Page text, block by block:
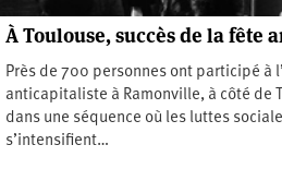
À Toulouse, succès de la fête
Près de 700 personnes ont participé à
anticapitaliste à Ramonville, à côté de
dans une séquence où les luttes
s’intensifient…